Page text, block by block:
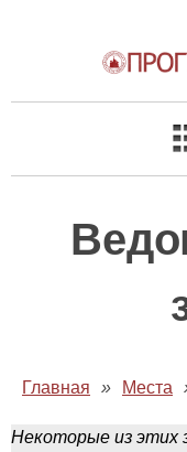
Главная » Места
Некоторые из этих